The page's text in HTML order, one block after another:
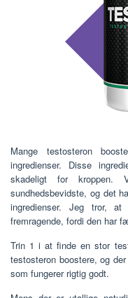
Mange testosteron
ingredienser. Disse
skadeligt for
sundhedsbevidste, og det
ingredienser. Jeg tror,
fremragende, fordi den har
Trin 1 i at finde en stor
testosteron boostere, og
som fungerer rigtig godt.